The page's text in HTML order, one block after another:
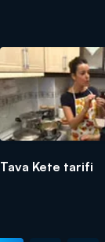
Tava Kete tarifi